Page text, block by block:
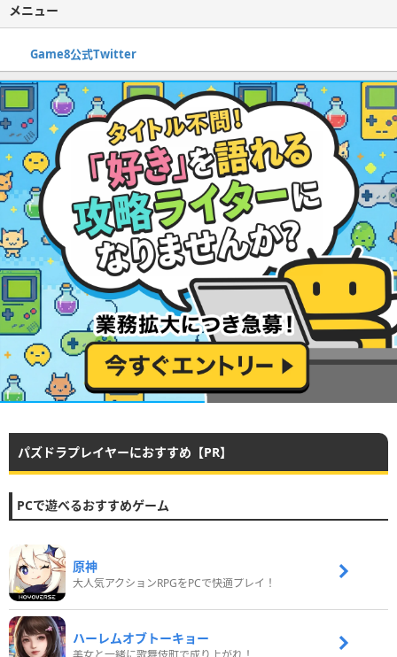
メニュー
Game8公式Twitter
パズドラプレイヤーにおすすめ【PR】
PCで遊べるおすすめゲーム
原神
大人気アクションRPGをPCで快適プレイ！
ハーレムオブトーキョー